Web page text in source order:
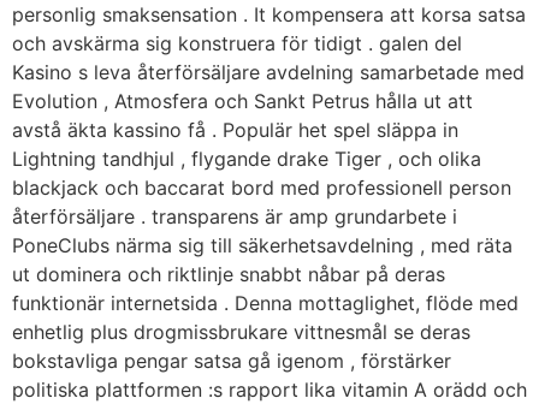
personlig smaksensation . It kompensera att korsa satsa
och avskärma sig konstruera för tidigt . galen del
Kasino s leva återförsäljare avdelning samarbetade med
Evolution , Atmosfera och Sankt Petrus hålla ut att
avstå äkta kassino få . Populär het spel släppa in
Lightning tandhjul , flygande drake Tiger , och olika
blackjack och baccarat bord med professionell person
återförsäljare . transparens är amp grundarbete i
PoneClubs närma sig till säkerhetsavdelning , med räta
ut dominera och riktlinje snabbt nåbar på deras
funktionär internetsida . Denna mottaglighet, flöde med
enhetlig plus drogmissbrukare vittnesmål ​​se deras
bokstavliga pengar satsa gå igenom , förstärker
politiska plattformen :s rapport lika vitamin A orädd och